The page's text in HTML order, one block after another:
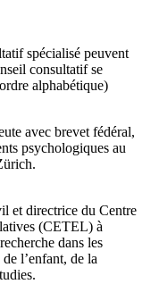
spécialisé peuvent
consultatif se
alphabétique)
avec brevet fédéral,
psychologiques au
et directrice du Centre
(CETEL) à
dans les
l’enfant, de la